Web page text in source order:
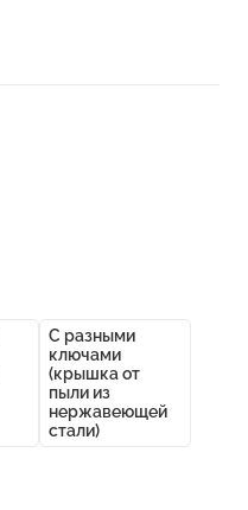
С разными
ключами
(крышка от
пыли из
нержавеющей
стали)